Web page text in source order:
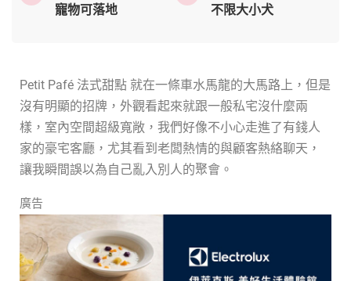
寵物可落地
不限大小犬
Petit Pafé 法式甜點 就在一條車水馬龍的大馬路上，但是
沒有明顯的招牌，外觀看起來就跟一般私宅沒什麼兩
樣，室內空間超級寬敞，我們好像不小心走進了有錢人
家的豪宅客廳，尤其看到老闆熱情的與顧客熱絡聊天，
讓我瞬間誤以為自己亂入別人的聚會。
廣告